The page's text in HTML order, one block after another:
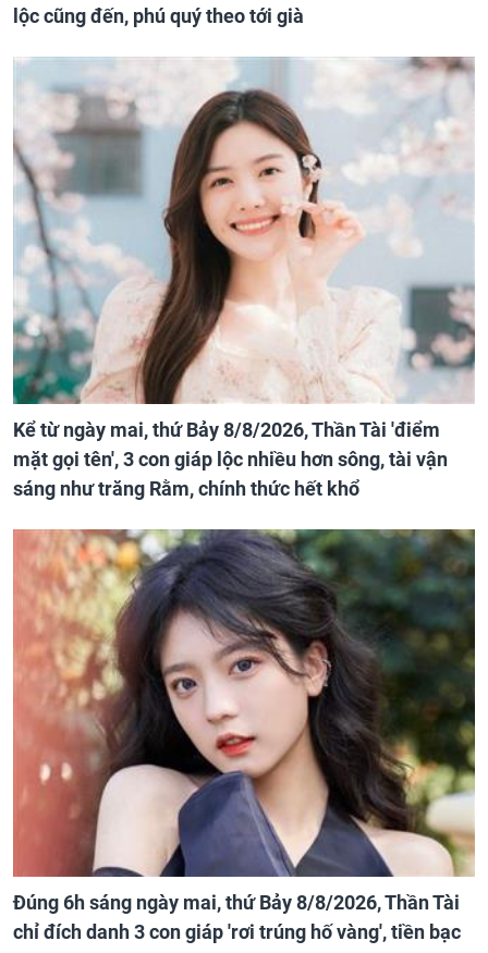
lộc cũng đến, phú quý theo tới già
Kể từ ngày mai, thứ Bảy 8/8/2026, Thần Tài 'điểm
mặt gọi tên', 3 con giáp lộc nhiều hơn sông, tài vận
sáng như trăng Rằm, chính thức hết khổ
Đúng 6h sáng ngày mai, thứ Bảy 8/8/2026, Thần Tài
chỉ đích danh 3 con giáp 'rơi trúng hố vàng', tiền bạc